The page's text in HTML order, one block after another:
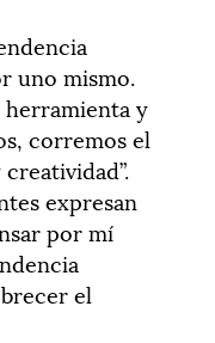
uno mismo.
herramienta y
corremos el
expresan
por mí
el